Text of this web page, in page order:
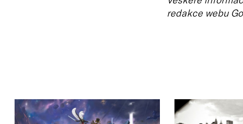
redakce webu